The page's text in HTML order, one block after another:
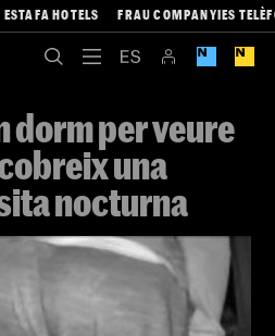
ESTAFA HOTELS FRAU COMPANYIES
dorm per veure
una
nocturna